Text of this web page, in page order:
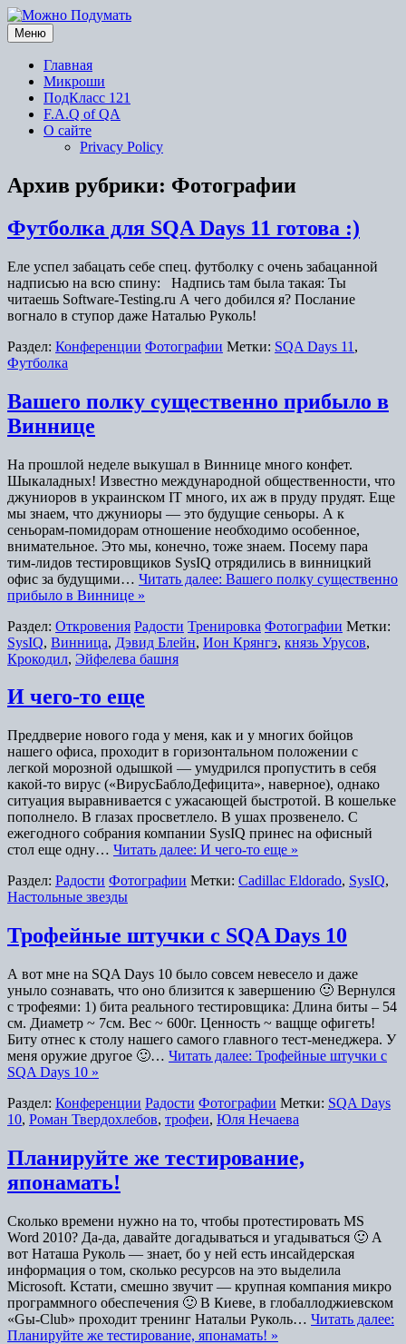
Перейти
к
содержимому
Меню
Главная
Микроши
ПодКласс 121
F.A.Q of QA
О сайте
Privacy Policy
Архив рубрики: Фотографии
Футболка для SQA Days 11 готова :)
Еле успел забацать себе спец. футболку с очень забацанной
надписью на всю спину: Надпись там была такая: Ты
читаешь Software-Testing.ru А чего добился я? Послание
вогнало в ступор даже Наталью Руколь!
Раздел: Конференции Фотографии Метки: SQA Days 11 ,
Футболка
Вашего полку существенно прибыло в
Виннице
На прошлой неделе выкушал в Виннице много конфет.
Шыкаладных! Известно международной общественности, что
джуниоров в украинском IT много, их аж в пруду прудят. Еще
мы знаем, что джуниоры — это будущие сеньоры. А к
сеньорам-помидорам отношение необходимо особенное,
внимательное. Это мы, конечно, тоже знаем. Посему пара
тим-лидов тестировщиков SysIQ отрядились в винницкий
офис за будущими… Читать далее: Вашего полку существенно
прибыло в Виннице »
Раздел: Откровения Радости Тренировка Фотографии Метки:
SysIQ, Винница, Дэвид Блейн, Ион Крянгэ, князь Урусов,
Крокодил, Эйфелева башня
И чего-то еще
Преддверие нового года у меня, как и у многих бойцов
нашего офиса, проходит в горизонтальном положении с
легкой морозной одышкой — умудрился пропустить в себя
какой-то вирус («ВирусБаблоДефицита», наверное), однако
ситуация выравнивается с ужасающей быстротой. В кошельке
пополнело. В глазах просветлело. В ушах прозвенело. C
ежегодного собрания компании SysIQ принес на офисный
стол еще одну… Читать далее: И чего-то еще »
Раздел: Радости Фотографии Метки: Cadillac Eldorado, SysIQ,
Настольные звезды
Трофейные штучки с SQA Days 10
А вот мне на SQA Days 10 было совсем невесело и даже
уныло сознавать, что оно близится к завершению 🙂 Вернулся
с трофеями: 1) бита реального тестировщика: Длина биты – 54
см. Диаметр ~ 7см. Вес ~ 600г. Ценность ~ ващще офигеть!
Биту отнес к столу нашего самого главного тест-менеджера. У
меня оружие другое 🙂… Читать далее: Трофейные штучки с
SQA Days 10 »
Раздел: Конференции Радости Фотографии Метки: SQA Days
10, Роман Твердохлебов, трофеи, Юля Нечаева
Планируйте же тестирование,
японамать!
Сколько времени нужно на то, чтобы протестировать MS
Word 2010? Да-да, давайте догадываться и угадываться 🙂 А
вот Наташа Руколь — знает, бо у ней есть инсайдерская
информация о том, сколько ресурсов на это выделила
Microsoft. Кстати, смешно звучит — крупная компания микро
программного обеспечения 🙂 В Киеве, в глобаллоджиевском
«Gы-Club» проходит тренинг Натальи Руколь… Читать далее:
Планируйте же тестирование, японамать! »